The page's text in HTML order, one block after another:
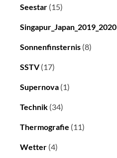
Seestar (15)
Singapur_Japan_2019_2020
Sonnenfinsternis (8)
SSTV(17)
Supernova (1)
Technik (34)
Thermografie (11)
Wetter (4)